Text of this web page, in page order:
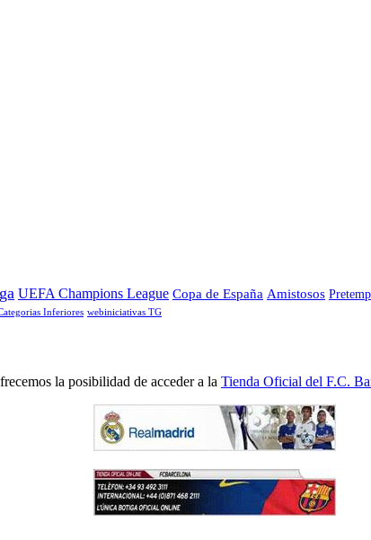
UEFA Champions League Copa de España Amistosos
Inferiores webiniciativas TG
la posibilidad de acceder a la Tienda Oficial del F.C.